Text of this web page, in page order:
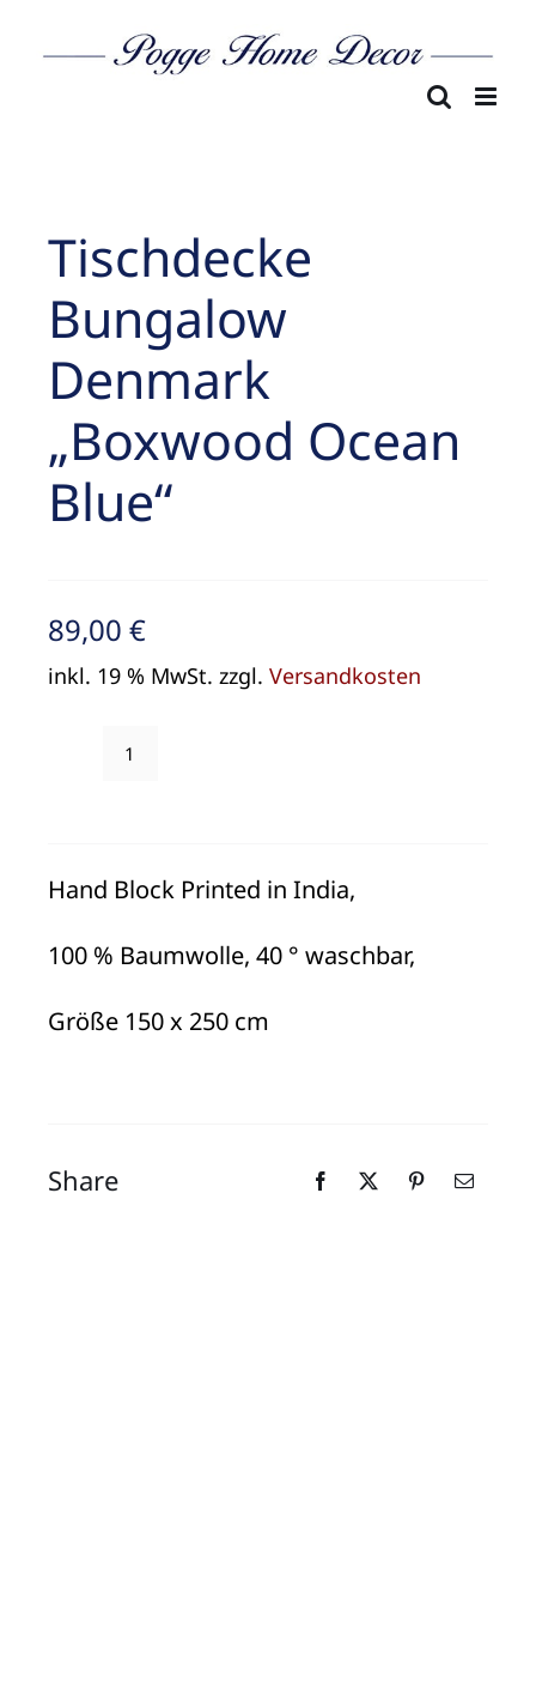
Tischdecke
Bungalow
Denmark
„Boxwood Ocean
Blue“
89,00 €
inkl. 19 % MwSt. zzgl. Versandkosten
Tischdecke
Ocean
Menge
Hand Block Printed in India,
100 % Baumwolle, 40 ° waschbar,
Größe 150 x 250 cm
Share